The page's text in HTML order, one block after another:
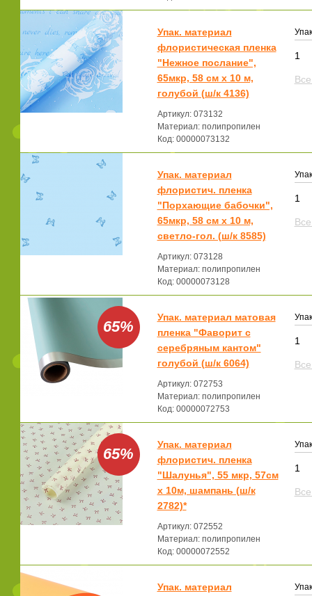
Упак. материал
флористическая пленка
"Нежное послание",
65мкр, 58 см х 10 м,
голубой (ш/к 4136)
Артикул: 073132
Материал: полипропилен
Код: 00000073132
1
Упак. материал
флористич. пленка
"Порхающие бабочки",
65мкр, 58 см х 10 м,
светло-гол. (ш/к 8585)
Артикул: 073128
Материал: полипропилен
Код: 00000073128
1
65%
Упак. материал матовая
пленка "Фаворит с
серебряным кантом"
голубой (ш/к 6064)
Артикул: 072753
Материал: полипропилен
Код: 00000072753
1
65%
Упак. материал
флористич. пленка
"Шалунья", 55 мкр, 57см
x 10м, шампань (ш/к
2782)*
Артикул: 072552
Материал: полипропилен
Код: 00000072552
1
Упак. материал